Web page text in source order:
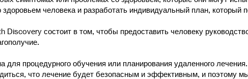
человека и разработать индивидуальный план, который
Discovery состоит в том, чтобы предоставить человеку
для процедурного обучения или планирования удаленного
что лечение будет безопасным и эффективным, и поэтому